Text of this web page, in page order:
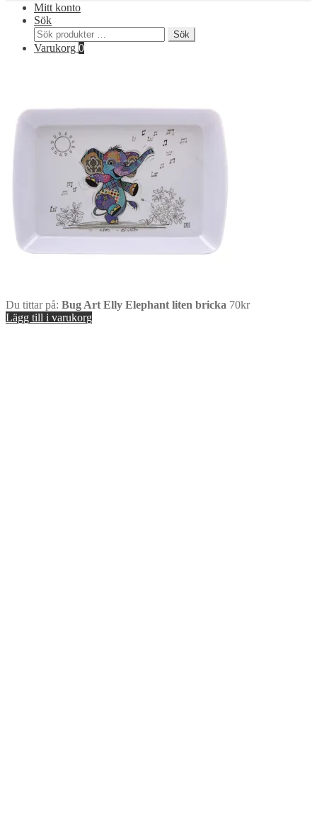
Mitt konto
Sök
Sök
efter:
Sök
Varukorg 0
Du tittar på: Bug Art Elly Elephant liten bricka 70kr
Lägg till i varukorg